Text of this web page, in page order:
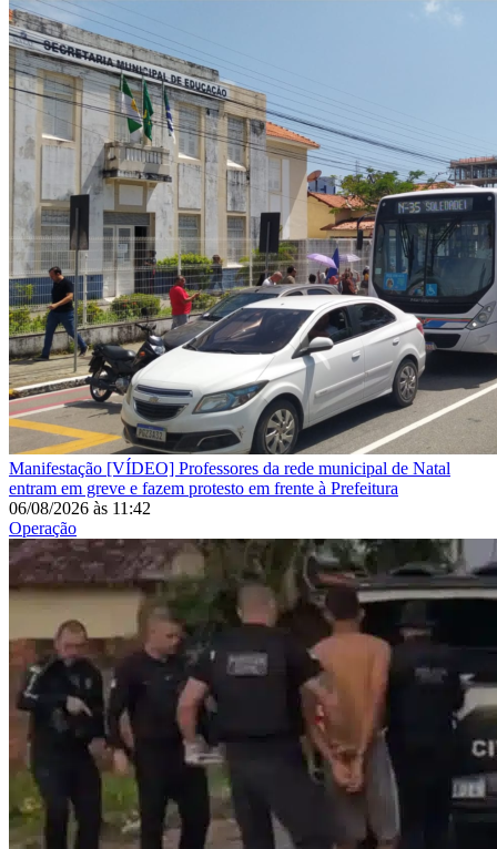
Manifestação [VÍDEO] Professores da rede municipal de Natal
entram em greve e fazem protesto em frente à Prefeitura
06/08/2026 às 11:42
Operação